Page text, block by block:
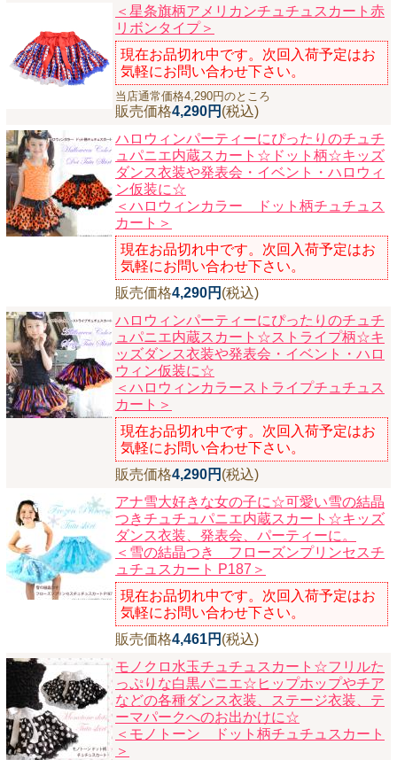
＜星条旗柄アメリカンチュチュスカート赤
リボンタイプ＞
現在お品切れ中です。次回入荷予定はお
気軽にお問い合わせ下さい。
当店通常価格4,290円のところ
販売価格4,290円 (税込)
ハロウィンパーティーにぴったりのチュチ
ュパニエ内蔵スカート☆ドット柄☆キッズ
ダンス衣装や発表会・イベント・ハロウィ
ン仮装に☆
＜ハロウィンカラー ドット柄チュチュス
カート＞
現在お品切れ中です。次回入荷予定はお
気軽にお問い合わせ下さい。
販売価格4,290円 (税込)
ハロウィンパーティーにぴったりのチュチ
ュパニエ内蔵スカート☆ストライプ柄☆キ
ッズダンス衣装や発表会・イベント・ハロ
ウィン仮装に☆
＜ハロウィンカラーストライプチュチュス
カート＞
現在お品切れ中です。次回入荷予定はお
気軽にお問い合わせ下さい。
販売価格4,290円 (税込)
アナ雪大好きな女の子に☆可愛い雪の結晶
つきチュチュパニエ内蔵スカート☆キッズ
ダンス衣装、発表会、パーティーに。
＜雪の結晶つき フローズンプリンセスチ
ュチュスカート P187＞
現在お品切れ中です。次回入荷予定はお
気軽にお問い合わせ下さい。
販売価格4,461円 (税込)
モノクロ水玉チュチュスカート☆フリルた
っぷりな白黒パニエ☆ヒップホップやチア
などの各種ダンス衣装、ステージ衣装、テ
ーマパークへのお出かけに☆
＜モノトーン ドット柄チュチュスカート
＞